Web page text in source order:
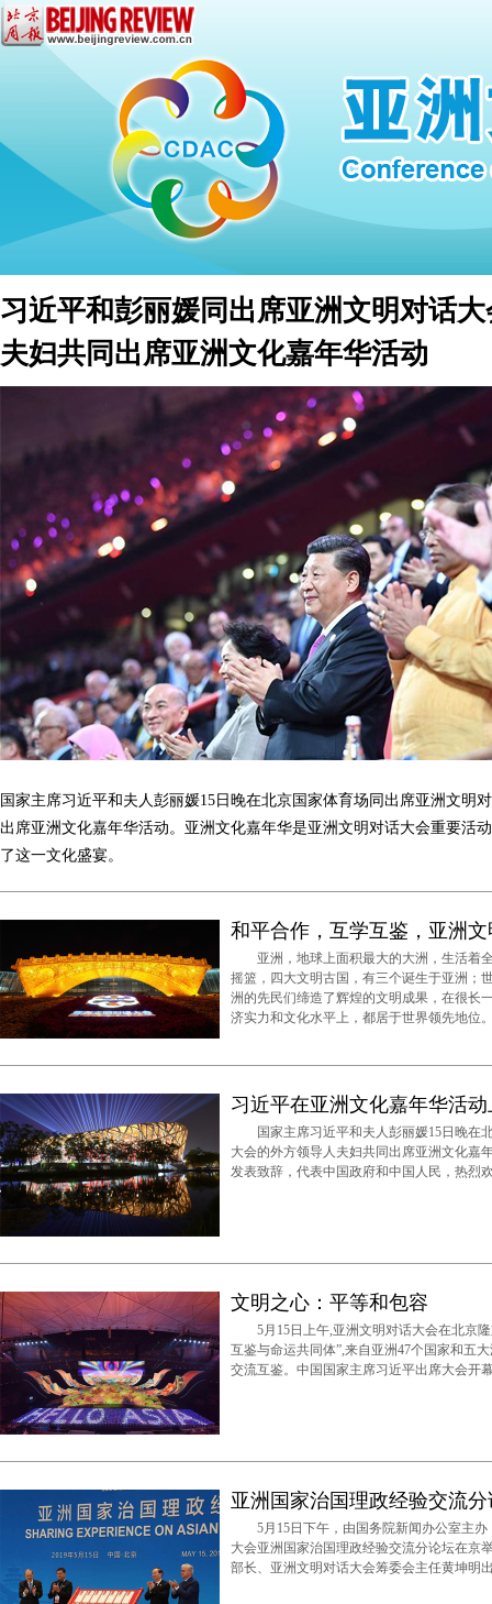
习近平和彭丽媛同出席亚洲文明对话
夫妇共同出席亚洲文化嘉年华活动
国家主席习近平和夫人彭丽媛15日晚在北京国家体育场同出席亚洲文明
出席亚洲文化嘉年华活动。亚洲文化嘉年华是亚洲文明对话大会重要活
了这一文化盛宴。
和平合作，互学互鉴，亚洲
亚洲，地球上面积最大的大洲，生活着全
摇篮，四大文明古国，有三个诞生于亚洲；
洲的先民们缔造了辉煌的文明成果，在很长
济实力和文化水平上，都居于世界领先地位
习近平在亚洲文化嘉年华活
国家主席习近平和夫人彭丽媛15日晚在
大会的外方领导人夫妇共同出席亚洲文化嘉
发表致辞，代表中国政府和中国人民，热烈
文明之心：平等和包容
5月15日上午,亚洲文明对话大会在北京隆
互鉴与命运共同体”,来自亚洲47个国家和五
交流互鉴。中国国家主席习近平出席大会开
亚洲国家治国理政经验交流
5月15日下午，由国务院新闻办公室主办
大会亚洲国家治国理政经验交流分论坛在京
部长、亚洲文明对话大会筹委会主任黄坤明